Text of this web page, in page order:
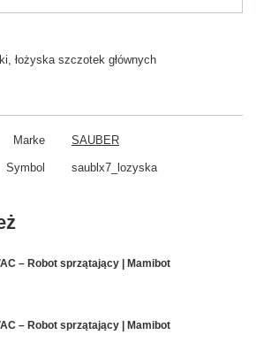
łożyska szczotek głównych
Marke SAUBER
Symbol saublx7_lozyska
– Robot sprzątający | Mamibot
– Robot sprzątający | Mamibot